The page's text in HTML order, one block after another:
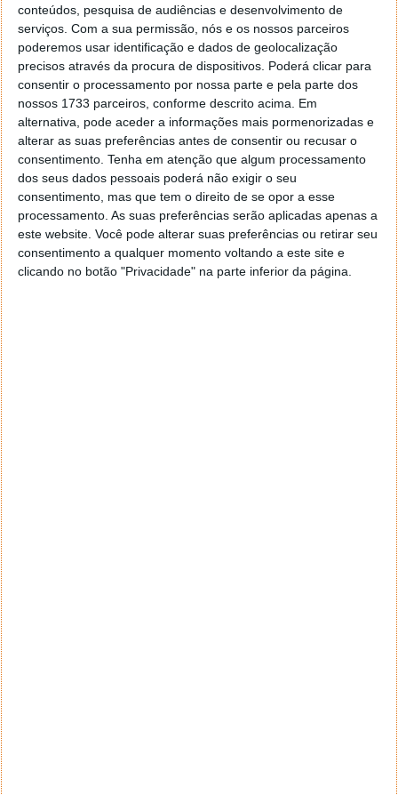
conteúdos, pesquisa de audiências e desenvolvimento de
serviços. Com a sua permissão, nós e os nossos parceiros
poderemos usar identificação e dados de geolocalização
precisos através da procura de dispositivos. Poderá clicar para
consentir o processamento por nossa parte e pela parte dos
nossos 1733 parceiros, conforme descrito acima. Em
alternativa, pode aceder a informações mais pormenorizadas e
alterar as suas preferências antes de consentir ou recusar o
consentimento. Tenha em atenção que algum processamento
dos seus dados pessoais poderá não exigir o seu
consentimento, mas que tem o direito de se opor a esse
processamento. As suas preferências serão aplicadas apenas a
este website. Você pode alterar suas preferências ou retirar seu
consentimento a qualquer momento voltando a este site e
clicando no botão "Privacidade" na parte inferior da página.